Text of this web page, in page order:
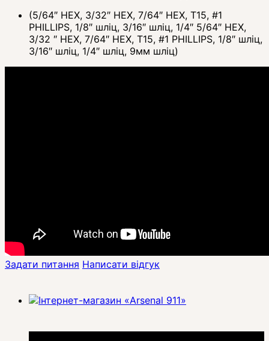
(5/64″ HEX, 3/32″ HEX, 7/64″ HEX, T15, #1
PHILLIPS, 1/8″ шліц, 3/16″ шліц, 1/4″ 5/64″ HEX,
3/32 ″ HEX, 7/64″ HEX, T15, #1 PHILLIPS, 1/8″ шліц,
3/16″ шліц, 1/4″ шліц, 9мм шліц)
Задати питання Написати відгук